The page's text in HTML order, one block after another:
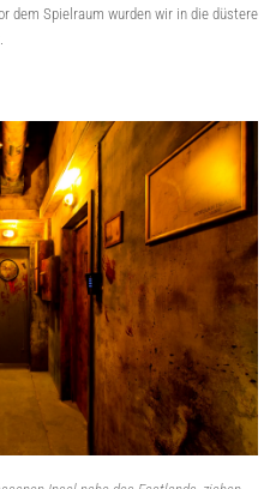
dem Spielraum wurden wir in die düstere